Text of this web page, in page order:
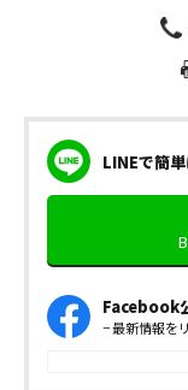
LINEで簡
Facebook
− 最新情報を